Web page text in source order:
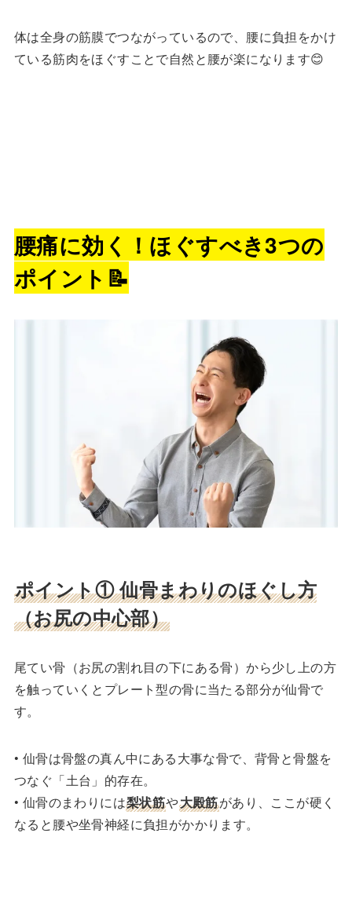
体は全身の筋膜でつながっているので、腰に負担をかけ
ている筋肉をほぐすことで自然と腰が楽になります😊
腰痛に効く！ほぐすべき3つの
ポイント 📝
ポイント①仙骨まわりのほぐし方
（お尻の中心部）
尾てい骨（お尻の割れ目の下にある骨）から少し上の方
を触っていくとプレート型の骨に当たる部分が仙骨で
す。
• 仙骨は骨盤の真ん中にある大事な骨で、背骨と骨盤を
つなぐ「土台」的存在。
• 仙骨のまわりには梨状筋や大殿筋があり、ここが硬く
なると腰や坐骨神経に負担がかかります。